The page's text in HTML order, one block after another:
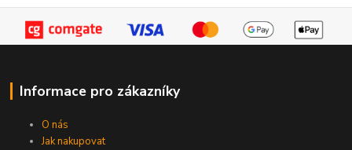
Informace pro zákazníky
O nás
Jak nakupovat